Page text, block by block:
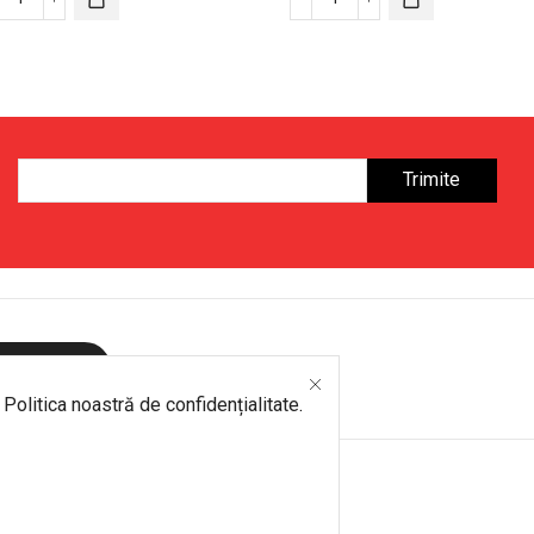
Cantitate
Scaun
Copii
12
ani
Cantitate
Copii
Verde,
2,8-
4,6
Politica noastră de confidențialitate.